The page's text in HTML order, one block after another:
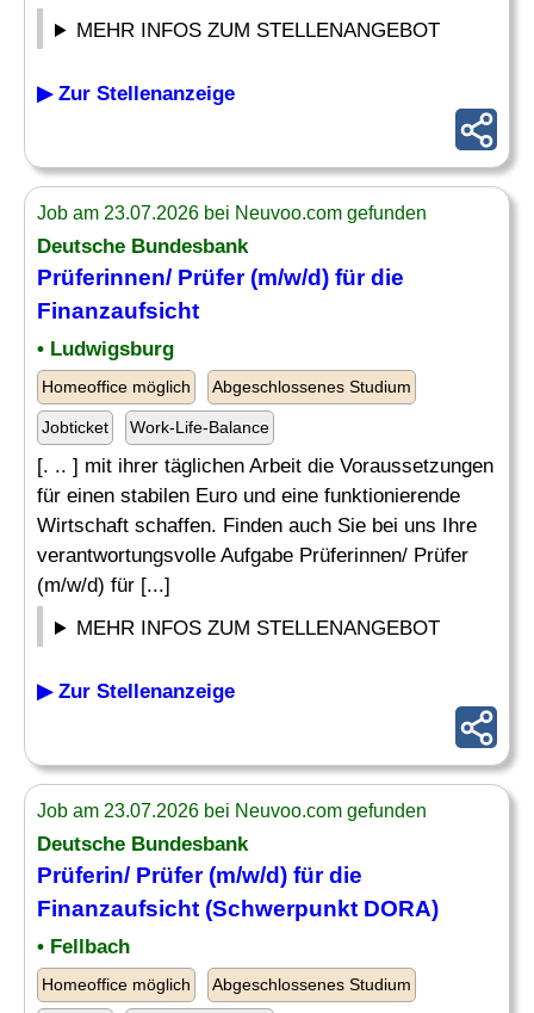
MEHR INFOS ZUM STELLENANGEBOT
▶ Zur Stellenanzeige
Job am 23.07.2026 bei Neuvoo.com gefunden
Deutsche Bundesbank
Prüferinnen/ Prüfer (m/w/d) für die
Finanzaufsicht
• Ludwigsburg
Homeoffice möglich Abgeschlossenes Studium
Jobticket Work-Life-Balance
[. .. ] mit ihrer täglichen Arbeit die Voraussetzungen
für einen stabilen Euro und eine funktionierende
Wirtschaft schaffen. Finden auch Sie bei uns Ihre
verantwortungsvolle Aufgabe Prüferinnen/ Prüfer
(m/w/d) für [...]
MEHR INFOS ZUM STELLENANGEBOT
▶ Zur Stellenanzeige
Job am 23.07.2026 bei Neuvoo.com gefunden
Deutsche Bundesbank
Prüferin/ Prüfer (m/w/d) für die
Finanzaufsicht (Schwerpunkt DORA)
• Fellbach
Homeoffice möglich Abgeschlossenes Studium